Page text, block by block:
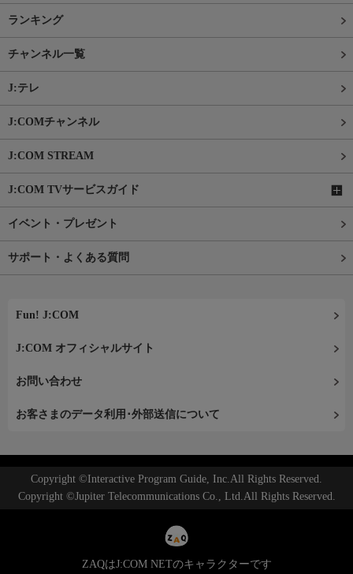
ランキング
チャンネル一覧
J:テレ
J:COMチャンネル
J:COM STREAM
J:COM TVサービスガイド
イベント・プレゼント
サポート・よくある質問
Fun! J:COM
J:COM オフィシャルサイト
お問い合わせ
お客さまのデータ利用･外部送信について
Copyright ©Interactive Program Guide, Inc.All Rights Reserved.
Copyright ©Jupiter Telecommunications Co., Ltd.All Rights Reserved.
ZAQはJ:COM NETのキャラクターです